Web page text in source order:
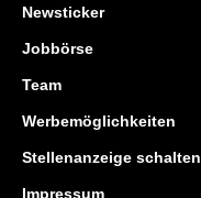
Newsticker
Jobbörse
Team
Werbemöglichkeiten
Stellenanzeige schalten
Impressum